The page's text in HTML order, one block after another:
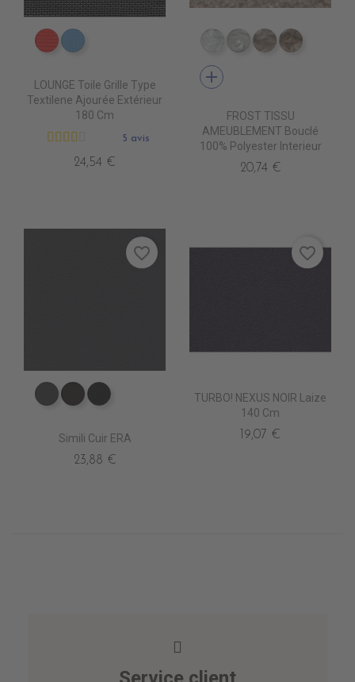
DB0208 ROUGE
DB0224 CIEL
LOUNGE Toile Grille Type
Textilene Ajourée Extérieur
180 Cm
5 avis
24,54 €
TA5300 BLANC
TA5301 CREME
TA5302 LIN
TA5303
add
FROST TISSU
AMEUBLEMENT Bouclé
100% Polyester Interieur
20,74 €
EV4010 ANTHRACITE
EV4020 MARRON
EV4000 NOIR
Simili Cuir ERA
23,88 €
favorite_border
TURBO! NEXUS NOIR Laize
140 Cm
19,07 €
favorite_border